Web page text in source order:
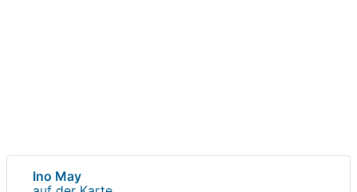
Ino May